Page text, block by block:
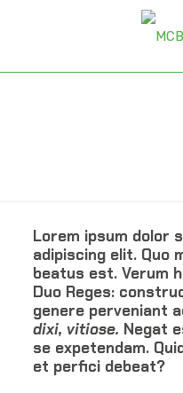
Lorem ipsum dolor
adipiscing elit. Quo
beatus est. Verum
Duo Reges:
genere perveniant
dixi, vitiose. Negat
se expetendam.
et perfici debeat?